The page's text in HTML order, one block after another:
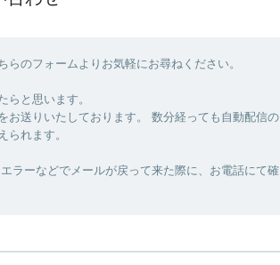
のフォームよりお気軽にお尋ねください。
らと思います。
お送りいたしております。 数分経っても自動配信の
られます。
ラーなどでメールが戻って来た際に、お電話にて確